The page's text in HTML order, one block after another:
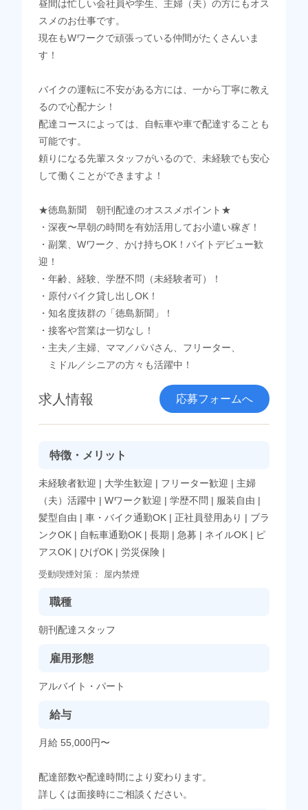
昼間は忙しい会社員や学生、主婦（夫）の方にもオス
スメのお仕事です。
現在もWワークで頑張っている仲間がたくさんいま
す！
バイクの運転に不安がある方には、一から丁寧に教え
るので心配ナシ！
配達コースによっては、自転車や車で配達することも
可能です。
頼りになる先輩スタッフがいるので、未経験でも安心
して働くことができますよ！
★徳島新聞 朝刊配達のオススメポイント★
・深夜〜早朝の時間を有効活用してお小遣い稼ぎ！
・副業、Wワーク、かけ持ちOK！バイトデビュー歓
迎！
・年齢、経験、学歴不問（未経験者可）！
・原付バイク貸し出しOK！
・知名度抜群の「徳島新聞」！
・接客や営業は一切なし！
・主夫／主婦、ママ／パパさん、フリーター、
ミドル／シニアの方々も活躍中！
求人情報 応募フォームへ
特徴・メリット
未経験者歓迎 | 大学生歓迎 | フリーター歓迎 | 主婦
（夫）活躍中 | Wワーク歓迎 | 学歴不問 | 服装自由 |
髪型自由 | 車・バイク通勤OK | 正社員登用あり | ブラ
ンクOK | 自転車通勤OK | 長期 | 急募 | ネイルOK | ピ
アスOK | ひげOK | 労災保険 |
受動喫煙対策： 屋内禁煙
職種
朝刊配達スタッフ
雇用形態
アルバイト・パート
給与
月給 55,000円〜
配達部数や配達時間により変わります。
詳しくは面接時にご相談ください。